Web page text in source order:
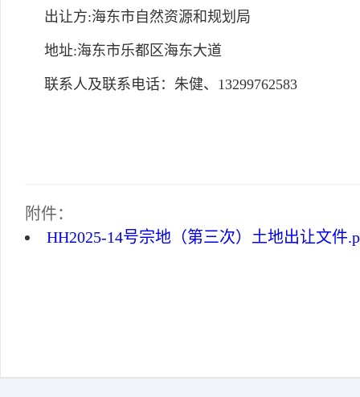
出让方:海东市自然资源和规划局
地址:海东市乐都区海东大道
联系人及联系电话：朱健、13299762583
附件：
HH2025-14号宗地（第三次）土地出让文件